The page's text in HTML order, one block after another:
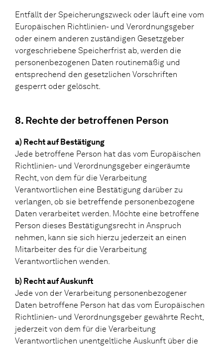
Entfällt der Speicherungszweck oder läuft eine vom
Europäischen Richtlinien- und Verordnungsgeber
oder einem anderen zuständigen Gesetzgeber
vorgeschriebene Speicherfrist ab, werden die
personenbezogenen Daten routinemäßig und
entsprechend den gesetzlichen Vorschriften
gesperrt oder gelöscht.
8. Rechte der betroffenen Person
a) Recht auf Bestätigung
Jede betroffene Person hat das vom Europäischen
Richtlinien- und Verordnungsgeber eingeräumte
Recht, von dem für die Verarbeitung
Verantwortlichen eine Bestätigung darüber zu
verlangen, ob sie betreffende personenbezogene
Daten verarbeitet werden. Möchte eine betroffene
Person dieses Bestätigungsrecht in Anspruch
nehmen, kann sie sich hierzu jederzeit an einen
Mitarbeiter des für die Verarbeitung
Verantwortlichen wenden.
b) Recht auf Auskunft
Jede von der Verarbeitung personenbezogener
Daten betroffene Person hat das vom Europäischen
Richtlinien- und Verordnungsgeber gewährte Recht,
jederzeit von dem für die Verarbeitung
Verantwortlichen unentgeltliche Auskunft über die